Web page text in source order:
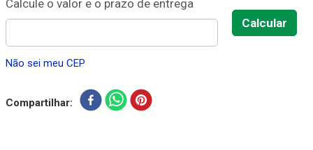
Não sei meu CEP
Compartilhar